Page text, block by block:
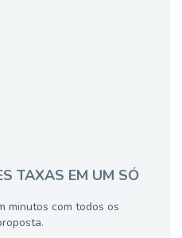
TAXAS EM UM SÓ
minutos com todos os